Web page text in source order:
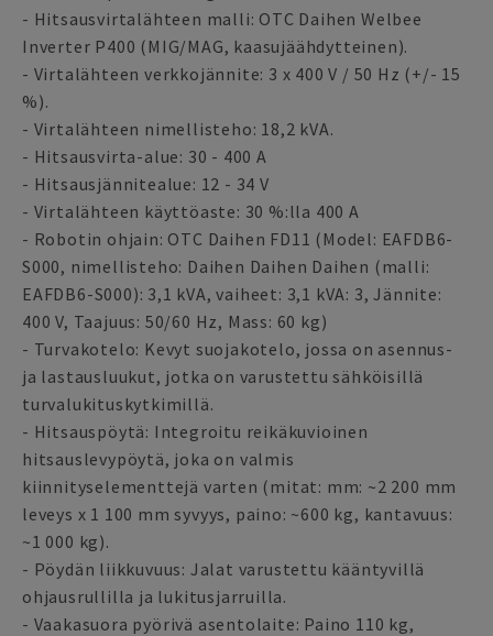
- Hitsausvirtalähteen malli: OTC Daihen Welbee
Inverter P400 (MIG/MAG, kaasujäähdytteinen).
- Virtalähteen verkkojännite: 3 x 400 V / 50 Hz (+/- 15
%).
- Virtalähteen nimellisteho: 18,2 kVA.
- Hitsausvirta-alue: 30 - 400 A
- Hitsausjännitealue: 12 - 34 V
- Virtalähteen käyttöaste: 30 %:lla 400 A
- Robotin ohjain: OTC Daihen FD11 (Model: EAFDB6-
S000, nimellisteho: Daihen Daihen Daihen (malli:
EAFDB6-S000): 3,1 kVA, vaiheet: 3,1 kVA: 3, Jännite:
400 V, Taajuus: 50/60 Hz, Mass: 60 kg)
- Turvakotelo: Kevyt suojakotelo, jossa on asennus-
ja lastausluukut, jotka on varustettu sähköisillä
turvalukituskytkimillä.
- Hitsauspöytä: Integroitu reikäkuvioinen
hitsauslevypöytä, joka on valmis
kiinnityselementtejä varten (mitat: mm: ~2 200 mm
leveys x 1 100 mm syvyys, paino: ~600 kg, kantavuus:
~1 000 kg).
- Pöydän liikkuvuus: Jalat varustettu kääntyvillä
ohjausrullilla ja lukitusjarruilla.
- Vaakasuora pyörivä asentolaite: Paino 110 kg,